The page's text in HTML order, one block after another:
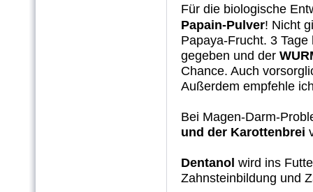
Für die biologische
Papain-Pulver! Nicht
Papaya-Frucht. 3
gegeben und der
Chance. Auch
Außerdem empfehle
Bei Magen-Darm-
und der Karottenbrei
Dentanol wird ins
Zahnsteinbildung und